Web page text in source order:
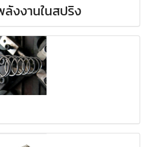
งงานในสปริง